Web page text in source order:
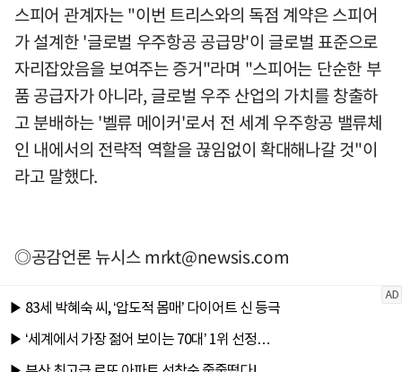
스피어 관계자는 "이번 트리스와의 독점 계약은 스피어
가 설계한 '글로벌 우주항공 공급망'이 글로벌 표준으로
자리잡았음을 보여주는 증거"라며 "스피어는 단순한 부
품 공급자가 아니라, 글로벌 우주 산업의 가치를 창출하
고 분배하는 '벨류 메이커'로서 전 세계 우주항공 밸류체
인 내에서의 전략적 역할을 끊임없이 확대해나갈 것"이
라고 말했다.
◎공감언론 뉴시스mrkt@newsis.com